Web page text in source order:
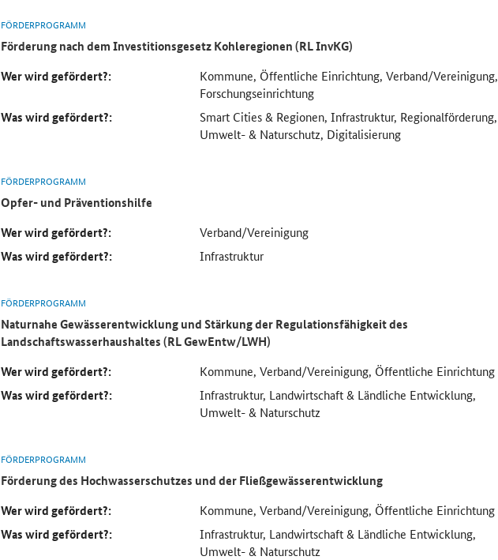
FÖRDERPROGRAMM
Förderung nach dem Investitionsgesetz Kohleregionen (RL InvKG)
Wer wird gefördert?:
Kommune, Öffentliche Einrichtung, Verband/Vereinigung,
Forschungseinrichtung
Was wird gefördert?:
Smart Cities & Regionen, Infrastruktur, Regionalförderung,
Umwelt- & Naturschutz, Digitalisierung
FÖRDERPROGRAMM
Opfer- und Präventionshilfe
Wer wird gefördert?:
Verband/Vereinigung
Was wird gefördert?: Infrastruktur
FÖRDERPROGRAMM
Naturnahe Gewässerentwicklung und Stärkung der Regulationsfähigkeit des
Landschaftswasserhaushaltes (RL GewEntw/LWH)
Wer wird gefördert?:
Kommune, Verband/Vereinigung, Öffentliche Einrichtung
Was wird gefördert?:
Infrastruktur, Landwirtschaft & Ländliche Entwicklung,
Umwelt- & Naturschutz
FÖRDERPROGRAMM
Förderung des Hochwasserschutzes und der Fließgewässerentwicklung
Wer wird gefördert?:
Kommune, Verband/Vereinigung, Öffentliche Einrichtung
Was wird gefördert?:
Infrastruktur, Landwirtschaft & Ländliche Entwicklung,
Umwelt- & Naturschutz